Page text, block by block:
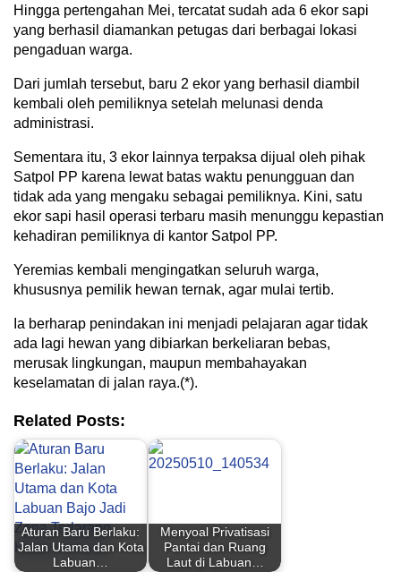
Hingga pertengahan Mei, tercatat sudah ada 6 ekor sapi
yang berhasil diamankan petugas dari berbagai lokasi
pengaduan warga.
Dari jumlah tersebut, baru 2 ekor yang berhasil diambil
kembali oleh pemiliknya setelah melunasi denda
administrasi.
Sementara itu, 3 ekor lainnya terpaksa dijual oleh pihak
Satpol PP karena lewat batas waktu penungguan dan
tidak ada yang mengaku sebagai pemiliknya. Kini, satu
ekor sapi hasil operasi terbaru masih menunggu kepastian
kehadiran pemiliknya di kantor Satpol PP.
Yeremias kembali mengingatkan seluruh warga,
khususnya pemilik hewan ternak, agar mulai tertib.
Ia berharap penindakan ini menjadi pelajaran agar tidak
ada lagi hewan yang dibiarkan berkeliaran bebas,
merusak lingkungan, maupun membahayakan
keselamatan di jalan raya.(*).
Related Posts:
Aturan Baru Berlaku:
Jalan Utama dan Kota
Labuan…
Menyoal Privatisasi
Pantai dan Ruang
Laut di Labuan…